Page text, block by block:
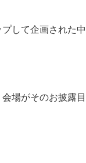
して企画された中
場がそのお披露目